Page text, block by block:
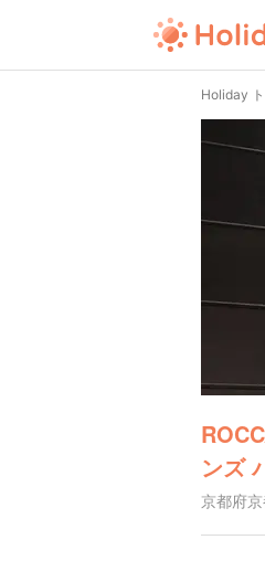
Holiday
ンズ
京都府